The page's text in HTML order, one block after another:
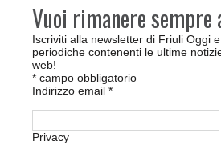
Vuoi rimanere sempre
Iscriviti alla newsletter di Friuli Oggi
periodiche contenenti le ultime
web!
* campo obbligatorio
Indirizzo email *
Privacy